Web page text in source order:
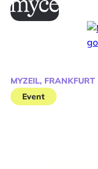
MYZEIL, FRANKFURT
Event